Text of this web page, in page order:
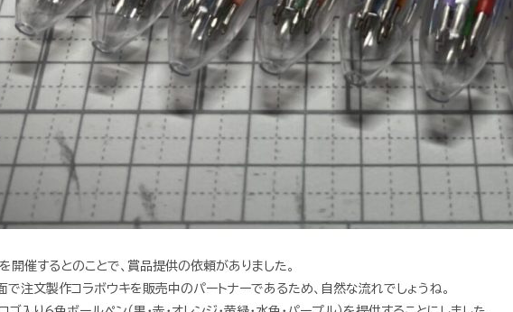
開催するとのことで、賞品提供の依頼がありました。
で注文製作コラボウキを販売中のパートナーであるため、自然な流れでしょうね。